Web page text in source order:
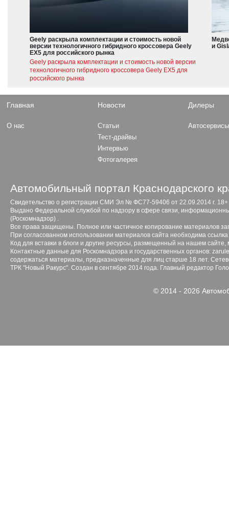
Geely раскрыла комплектации и стоимость новой
версии технологичного гибридного кроссовера Geely
EX5 для российского рынка
Geely раскрыла комплектации и стоимость новой версии
технологичного гибридного кроссовера Geely EX5 для
российского рынка
и
Главная
О нас
Новости
Статьи
Тест-драйвы
Интервью
Фотогалерея
Дилеры
Автосервисы
Автомобильный портал Краснодарского
Свидетельство о регистрации СМИ Эл № ФС77-59406 от 22.09.2014 г. 18+
Выдано Федеральной службой по надзору в сфере связи,
(Роскомнадзор) .
Все права защищены. Полное или частичное копирование материалов
При согласованном использовании материалов сайта необходима ссылка
Код для вставки в блоги и другие ресурсы, размещенный на нашем сайте,
Контактные данные для Роскомнадзора и государственных органов:
содержаться материалы, предназначенные для лиц старше 18 лет.
ТРК "Новый Ракурс". Создан в сентябре 2014 года. Главный редактор
© 2014 - 2026